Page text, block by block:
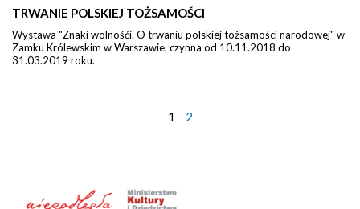
TRWANIE POLSKIEJ TOŻSAMOŚCI
Wystawa "Znaki wolnośći. O trwaniu polskiej tożsamości narodowej" w
Zamku Królewskim w Warszawie, czynna od 10.11.2018 do
31.03.2019 roku.
1 2